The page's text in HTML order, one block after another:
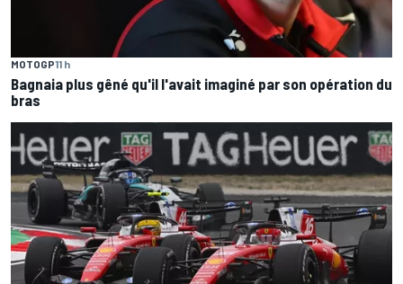
MOTOGP11 h
Bagnaia plus gêné qu'il l'avait imaginé par son opération du
bras